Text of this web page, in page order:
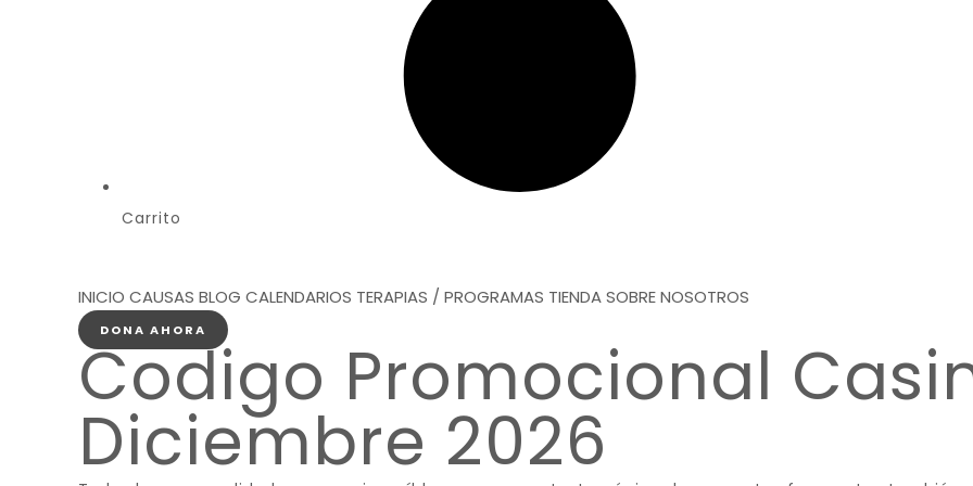
Carrito
INICIO CAUSAS BLOG CALENDARIOS TERAPIAS / PROGRAMAS TIENDASOBRE NOSOTROS
DONA AHORA
Codigo Promocional
Diciembre 2026